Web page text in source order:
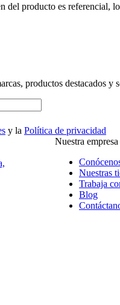
del producto es referencial,
productos destacados y
y la Política de privacidad
Nuestra empresa
Nuestras
Trabaja
Blog